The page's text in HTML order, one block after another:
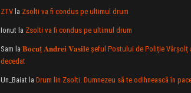
ZTVla Zsolti va fi condus pe ultimul drum
Ionut la Zsolti va fi condus pe ultimul drum
Sam la 𝐁𝐨𝐜𝐮ț 𝐀𝐧𝐝𝐫𝐞𝐢 𝐕𝐚𝐬𝐢𝐥e şeful Postului de Poliție Vârșolț
decedat
Un_Baiat la Drum lin Zsolti. Dumnezeu sã te odihneascã în